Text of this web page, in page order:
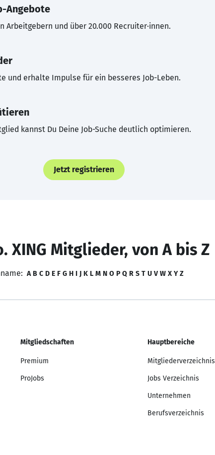
Angebote
Arbeitgebern und über 20.000 Recruiter·innen.
und erhalte Impulse für ein besseres Job-Leben.
kannst Du Deine Job-Suche deutlich optimieren.
Jetzt registrieren
XING Mitglieder, von A bis Z
A B C D E F G H I J K L M N O P Q R S T U V W X Y Z
Mitgliedschaften
Premium
ProJobs
Hauptbereiche
Mitgliederverzeichnis
Jobs Verzeichnis
Unternehmen
Berufsverzeichnis